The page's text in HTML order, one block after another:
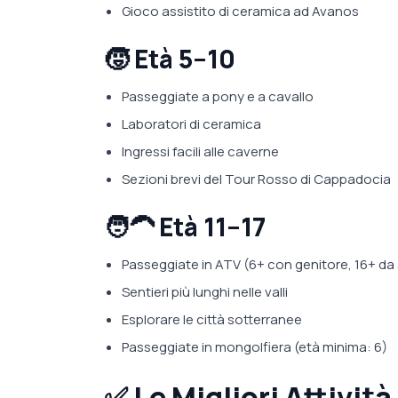
Gioco assistito di ceramica ad Avanos
🧒 Età 5–10
Passeggiate a pony e a cavallo
Laboratori di ceramica
Ingressi facili alle caverne
Sezioni brevi del Tour Rosso di Cappadocia
🧑‍🦱 Età 11–17
Passeggiate in ATV (6+ con genitore, 16+ da
Sentieri più lunghi nelle valli
Esplorare le città sotterranee
Passeggiate in mongolfiera (età minima: 6)